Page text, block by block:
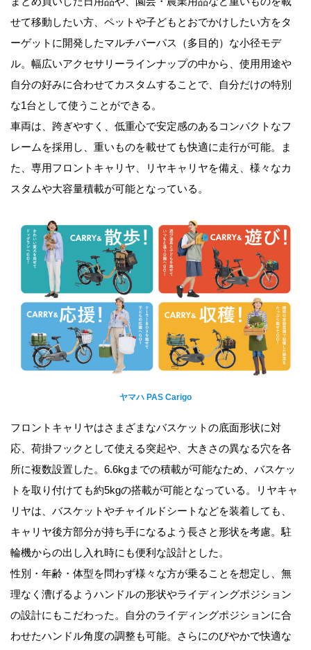
せて移動したい方、ペットや子どもとおでかけしたい方をタ
ーゲットに開発したマルチパーパス（多目的）な小径モデ
ル。幅広いアクセサリーラインナップの中から、使用用途や
自分の好みに合わせてカスタムすることで、自分だけの特別
な1台として使うことができる。
車両は、跨ぎやすく、低重心で安定感のあるコンパクトなフ
レームを採用し、重いものを載せても快適に走行が可能。ま
た、専用フロントキャリヤ、リヤキャリヤを備え、様々なカ
スタムや大容量積載が可能となっている。
ヤマハ PAS Carigo
フロントキャリヤはさまざまなバスケットの底面形状に対
応、荷掛フックとして使える突起や、大きさの異なる穴を各
所に複数設置した。6.6kgまでの積載が可能なため、バスケッ
トを取り付けても約5kgの搭載が可能となっている。リヤキャ
リヤは、バスケットやチャイルドシートなどを装着しても、
キャリヤ後方部分が持ち手になるよう長さと形状を考慮。駐
輪機からの出し入れ時にも便利な設計とした。
性別・年齢・体型を問わず様々な方が乗ることを想定し、無
理なく漕げるようハンドルの形状やライディングポジション
の設計にもこだわった。自分のライディングポジションに合
わせたハンドル角度の調整も可能。さらにのびやかで快適な